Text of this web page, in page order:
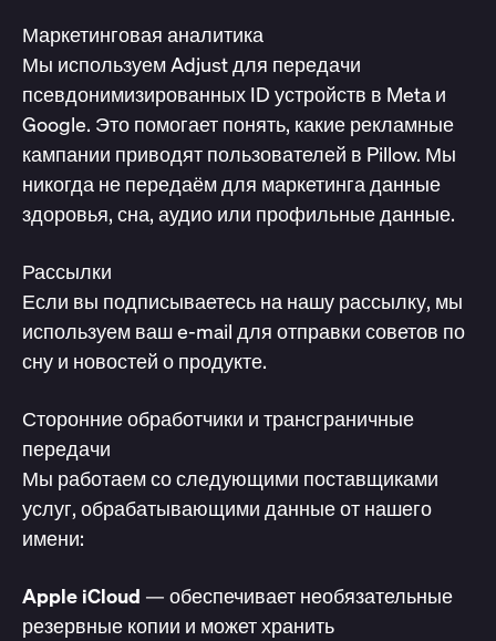
Маркетинговая аналитика
Мы используем Adjust для передачи
псевдонимизированных ID устройств в Meta и
Google. Это помогает понять, какие рекламные
кампании приводят пользователей в Pillow. Мы
никогда не передаём для маркетинга данные
здоровья, сна, аудио или профильные данные.
Рассылки
Если вы подписываетесь на нашу рассылку, мы
используем ваш e-mail для отправки советов по
сну и новостей о продукте.
Сторонние обработчики и трансграничные
передачи
Мы работаем со следующими поставщиками
услуг, обрабатывающими данные от нашего
имени:
Apple iCloud — обеспечивает необязательные
резервные копии и может хранить